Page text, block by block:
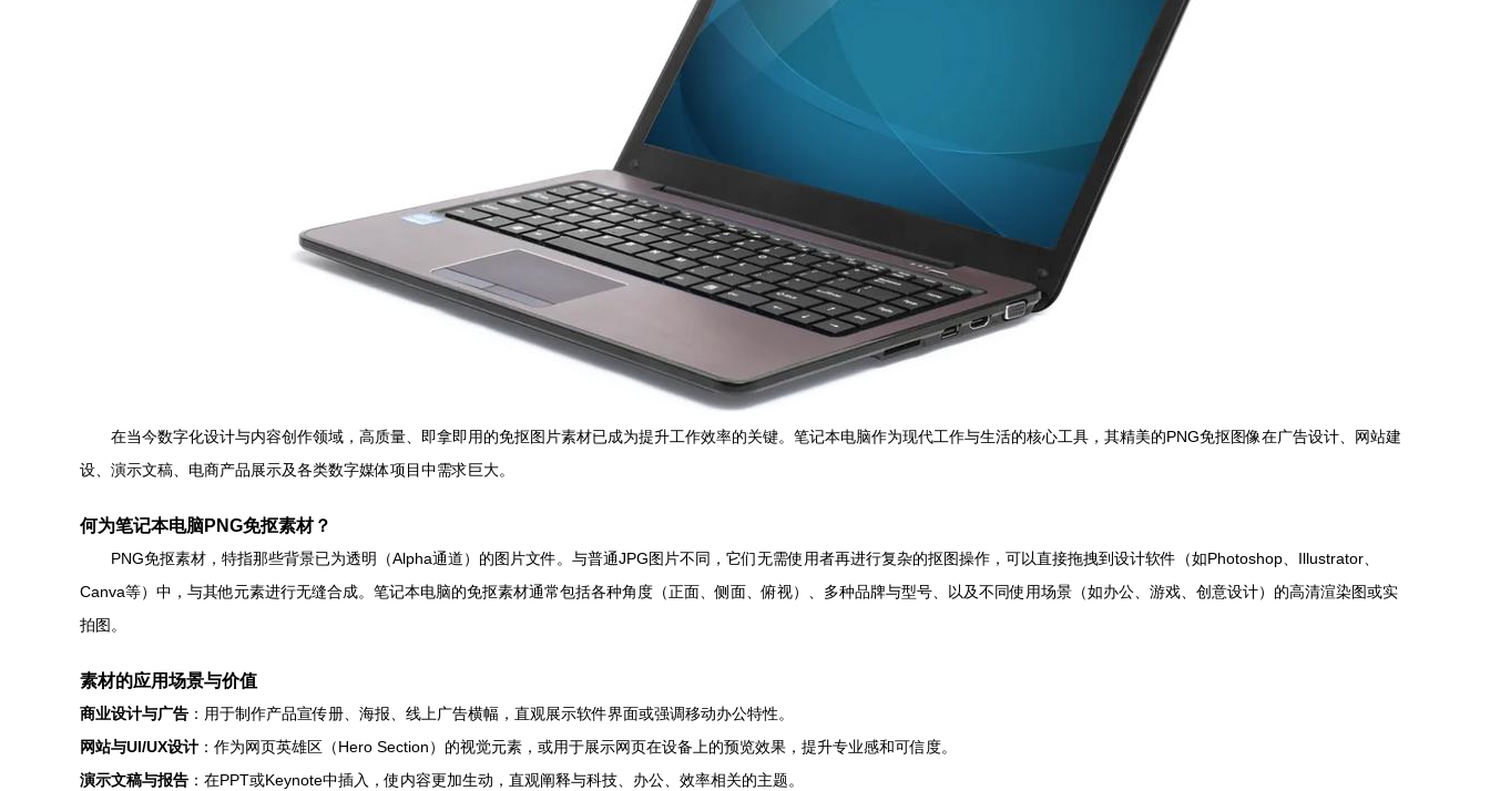
在当今数字化设计与内容创作领域，高质量、即拿即用的免抠图片素材已成为提升工作效率的关键。笔记本电脑作为现代工作与生活的核心工具，其精美的PNG免抠图像在广告设计、网站建
设、演示文稿、电商产品展示及各类数字媒体项目中需求巨大。
何为笔记本电脑PNG免抠素材？
PNG免抠素材，特指那些背景已为透明（Alpha通道）的图片文件。与普通JPG图片不同，它们无需使用者再进行复杂的抠图操作，可以直接拖拽到设计软件（如Photoshop、Illustrator、
Canva等）中，与其他元素进行无缝合成。笔记本电脑的免抠素材通常包括各种角度（正面、侧面、俯视）、多种品牌与型号、以及不同使用场景（如办公、游戏、创意设计）的高清渲染图或实
拍图。
素材的应用场景与价值
商业设计与广告 ：用于制作产品宣传册、海报、线上广告横幅，直观展示软件界面或强调移动办公特性。
网站与UI/UX设计 ：作为网页英雄区（Hero Section）的视觉元素，或用于展示网页在设备上的预览效果，提升专业感和可信度。
演示文稿与报告 ：在PPT或Keynote中插入，使内容更加生动，直观阐释与科技、办公、效率相关的主题。